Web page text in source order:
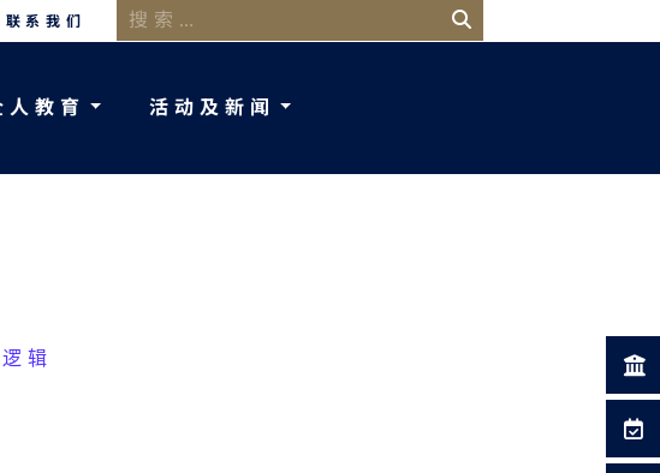
联系我们
人教育 活动及新闻
try a search?
辑